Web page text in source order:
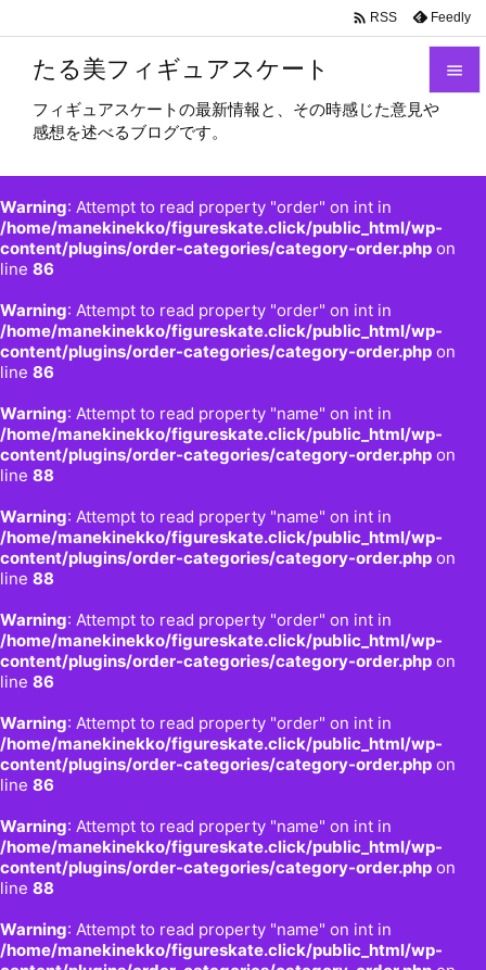
たる美フィギュアスケート
フィギュアスケートの最新情報と、その時感じた意見や
感想を述べるブログです。
Warning: Attempt to read property "order" on int in
/home/manekinekko/figureskate.click/public_html/wp-
content/plugins/order-categories/category-order.php on
line 86
Warning: Attempt to read property "order" on int in
/home/manekinekko/figureskate.click/public_html/wp-
content/plugins/order-categories/category-order.php on
line 86
Warning: Attempt to read property "name" on int in
/home/manekinekko/figureskate.click/public_html/wp-
content/plugins/order-categories/category-order.php on
line 88
Warning: Attempt to read property "name" on int in
/home/manekinekko/figureskate.click/public_html/wp-
content/plugins/order-categories/category-order.php on
line 88
Warning: Attempt to read property "order" on int in
/home/manekinekko/figureskate.click/public_html/wp-
content/plugins/order-categories/category-order.php on
line 86
Warning: Attempt to read property "order" on int in
/home/manekinekko/figureskate.click/public_html/wp-
content/plugins/order-categories/category-order.php on
line 86
Warning: Attempt to read property "name" on int in
/home/manekinekko/figureskate.click/public_html/wp-
content/plugins/order-categories/category-order.php on
line 88
Warning: Attempt to read property "name" on int in
/home/manekinekko/figureskate.click/public_html/wp-


前へ

 RSS Feedly